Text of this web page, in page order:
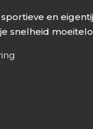
en
snelheid